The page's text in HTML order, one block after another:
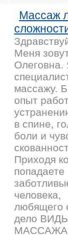
Массаж
Меня
Олеговна.
массажу.
опыт
в спине,
боли и
Приходя
попадаете
человека,
любящего
дело
МАССАЖА